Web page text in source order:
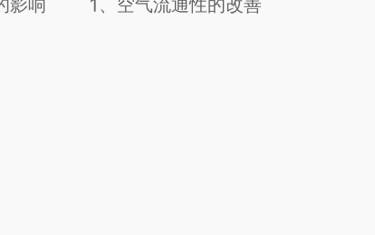
影响
1、空气流通性的改善